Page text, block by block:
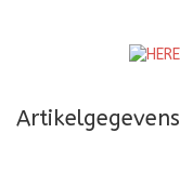
Artikelgegevens